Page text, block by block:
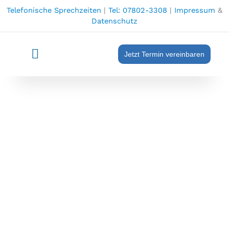
Inhalt
Telefonische Sprechzeiten | Tel: 07802-3308 | Impressum &
Datenschutz
Jetzt Termin vereinbaren